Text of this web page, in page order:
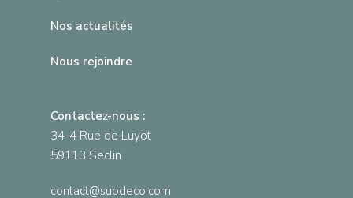
Nos actualités
Nous rejoindre
Contactez-nous :
34-4 Rue de Luyot
59113 Seclin
contact@subdeco.com